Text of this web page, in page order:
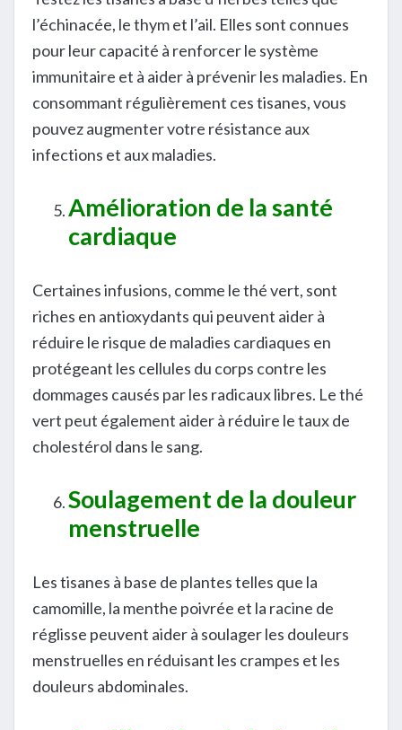
l’échinacée, le thym et l’ail. Elles sont connues
pour leur capacité à renforcer le système
immunitaire et à aider à prévenir les maladies. En
consommant régulièrement ces tisanes, vous
pouvez augmenter votre résistance aux
infections et aux maladies.
Amélioration de la santé
cardiaque
Certaines infusions, comme le thé vert, sont
riches en antioxydants qui peuvent aider à
réduire le risque de maladies cardiaques en
protégeant les cellules du corps contre les
dommages causés par les radicaux libres. Le thé
vert peut également aider à réduire le taux de
cholestérol dans le sang.
Soulagement de la douleur
menstruelle
Les tisanes à base de plantes telles que la
camomille, la menthe poivrée et la racine de
réglisse peuvent aider à soulager les douleurs
menstruelles en réduisant les crampes et les
douleurs abdominales.